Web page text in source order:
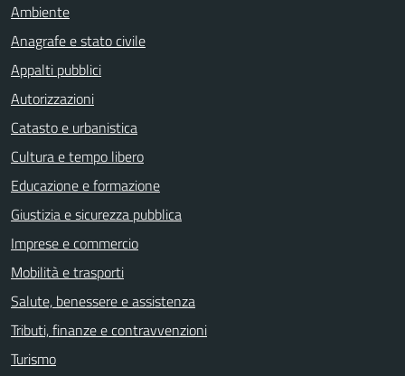
Ambiente
Anagrafe e stato civile
Appalti pubblici
Autorizzazioni
Catasto e urbanistica
Cultura e tempo libero
Educazione e formazione
Giustizia e sicurezza pubblica
Imprese e commercio
Mobilità e trasporti
Salute, benessere e assistenza
Tributi, finanze e contravvenzioni
Turismo